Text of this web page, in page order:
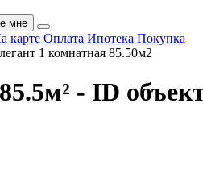
мне
карте Оплата Ипотека Покупка
1 комнатная 85.50м2
- ID